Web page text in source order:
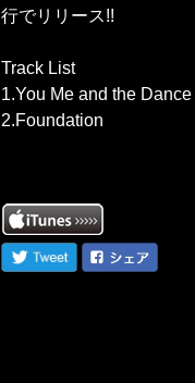
行でリリース!!
Track List
1.You Me and the
2.Foundation